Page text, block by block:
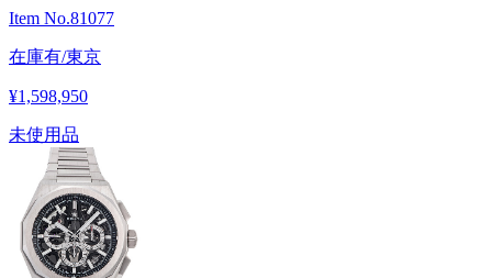
Item No.81077
在庫有/東京
¥1,598,950
未使用品